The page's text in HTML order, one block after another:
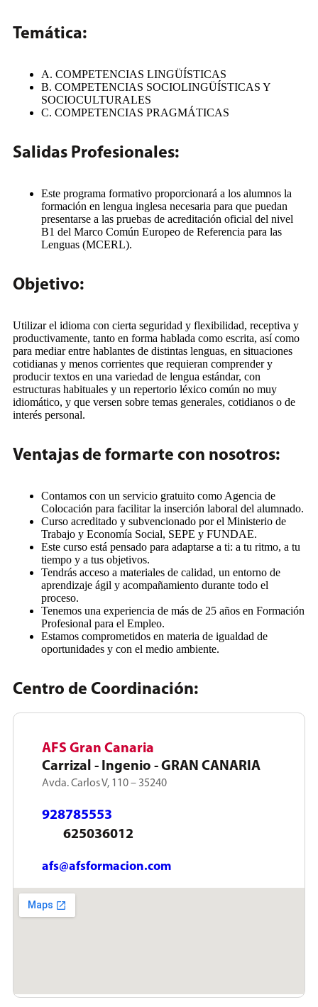
Temática:
A. COMPETENCIAS LINGÜÍSTICAS
B. COMPETENCIAS SOCIOLINGÜÍSTICAS Y
SOCIOCULTURALES
C. COMPETENCIAS PRAGMÁTICAS
Salidas Profesionales:
Este programa formativo proporcionará a los alumnos la
formación en lengua inglesa necesaria para que puedan
presentarse a las pruebas de acreditación oficial del nivel
B1 del Marco Común Europeo de Referencia para las
Lenguas (MCERL).
Objetivo:
Utilizar el idioma con cierta seguridad y flexibilidad, receptiva y
productivamente, tanto en forma hablada como escrita, así como
para mediar entre hablantes de distintas lenguas, en situaciones
cotidianas y menos corrientes que requieran comprender y
producir textos en una variedad de lengua estándar, con
estructuras habituales y un repertorio léxico común no muy
idiomático, y que versen sobre temas generales, cotidianos o de
interés personal.
Ventajas de formarte con nosotros:
Contamos con un servicio gratuito como Agencia de
Colocación para facilitar la inserción laboral del alumnado.
Curso acreditado y subvencionado por el Ministerio de
Trabajo y Economía Social, SEPE y FUNDAE.
Este curso está pensado para adaptarse a ti: a tu ritmo, a tu
tiempo y a tus objetivos.
Tendrás acceso a materiales de calidad, un entorno de
aprendizaje ágil y acompañamiento durante todo el
proceso.
Tenemos una experiencia de más de 25 años en Formación
Profesional para el Empleo.
Estamos comprometidos en materia de igualdad de
oportunidades y con el medio ambiente.
Centro de Coordinación:
AFS Gran Canaria
Carrizal - Ingenio - GRAN CANARIA
Avda. Carlos V, 110 – 35240
928785553
625036012
afs@afsformacion.com